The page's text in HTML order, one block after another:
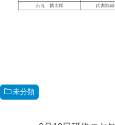
未分類